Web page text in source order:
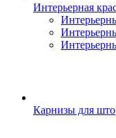
Интерьерная
Карнизы для